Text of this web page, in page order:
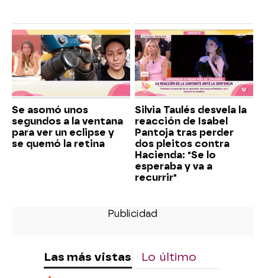
Se asomó unos
segundos a la ventana
para ver un eclipse y
se quemó la retina
Silvia Taulés desvela la
reacción de Isabel
Pantoja tras perder
dos pleitos contra
Hacienda: "Se lo
esperaba y va a
recurrir"
Las más vistas Lo último